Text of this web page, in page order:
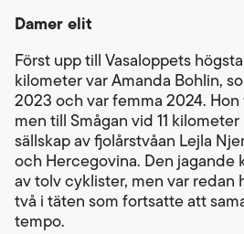
Damer elit
Först upp till Vasaloppets
kilometer var Amanda Bohlin,
2023 och var femma 2024.
men till Smågan vid 11
sällskap av fjolårstvåan Lejla
och Hercegovina. Den jagande
av tolv cyklister, men var
två i täten som fortsatte att
tempo.